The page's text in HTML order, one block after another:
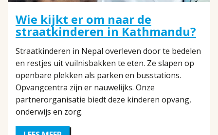
Wie kijkt er om naar de
straatkinderen in Kathmandu?
Straatkinderen in Nepal overleven door te bedelen
en restjes uit vuilnisbakken te eten. Ze slapen op
openbare plekken als parken en busstations.
Opvangcentra zijn er nauwelijks. Onze
partnerorganisatie biedt deze kinderen opvang,
onderwijs en zorg.